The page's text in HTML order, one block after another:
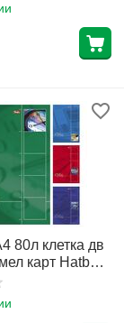
80л клетка дв
карт Hatber
выб лак твин-
ассорти 3